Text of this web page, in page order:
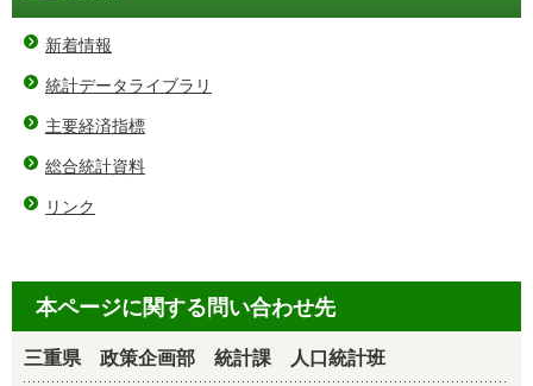
新着情報
統計データライブラリ
主要経済指標
総合統計資料
リンク
本ページに関する問い合わせ先
三重県 政策企画部 統計課 人口統計班